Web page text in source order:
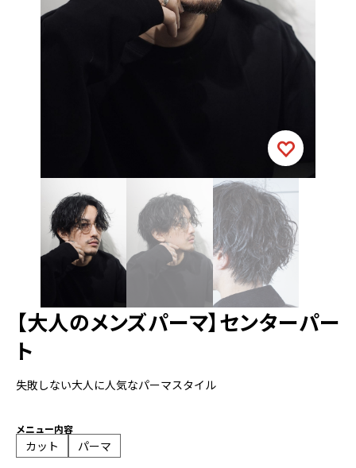
【大人のメンズパーマ】センターパー
ト
失敗しない大人に人気なパーマスタイル
メニュー内容
カット パーマ